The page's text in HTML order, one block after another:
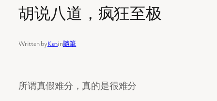
胡说八道，疯狂至极
Written byKenin隨筆
所谓真假难分，真的是很难分